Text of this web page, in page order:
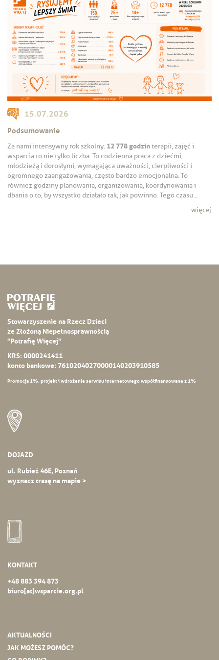
15.07.2026
Podsumowanie
Za nami intensywny rok szkolny. 12 778 godzinterapii, zajęć i
wsparcia to nie tylko liczba. To codzienna praca z dziećmi,
młodzieżą i dorosłymi, wymagająca uważności, cierpliwości i
ogromnego zaangażowania, często bardzo emocjonalna. To
również godziny planowania, organizowania, koordynowania i
dbania o to, by wszystko działało tak, jak powinno. Tego czasu...
więcej
Stowarzyszenie na Rzecz Dzieci
ze Złożoną Niepełnosprawnością
"Potrafię Więcej"
KRS: 0000241411
konto bankowe: 76102040270000140203910585
Promocja 1%, projekt i wdrożenie serwisu internetowego współfinansowane z 1%
DOJAZD
ul. Rubież 46E, Poznań
wyznacz trasę na mapie >
KONTAKT
+48 883 394 873
biuro[at]wsparcie.org.pl
AKTUALNOŚCI
JAK MOŻESZ POMÓC?